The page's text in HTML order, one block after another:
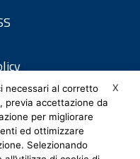
X
necessari al corretto
previa accettazione da
per migliorare
ed ottimizzare
Selezionando